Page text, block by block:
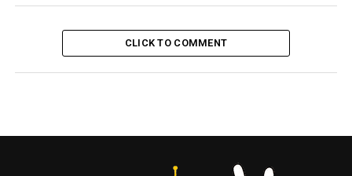
CLICK TO COMMENT